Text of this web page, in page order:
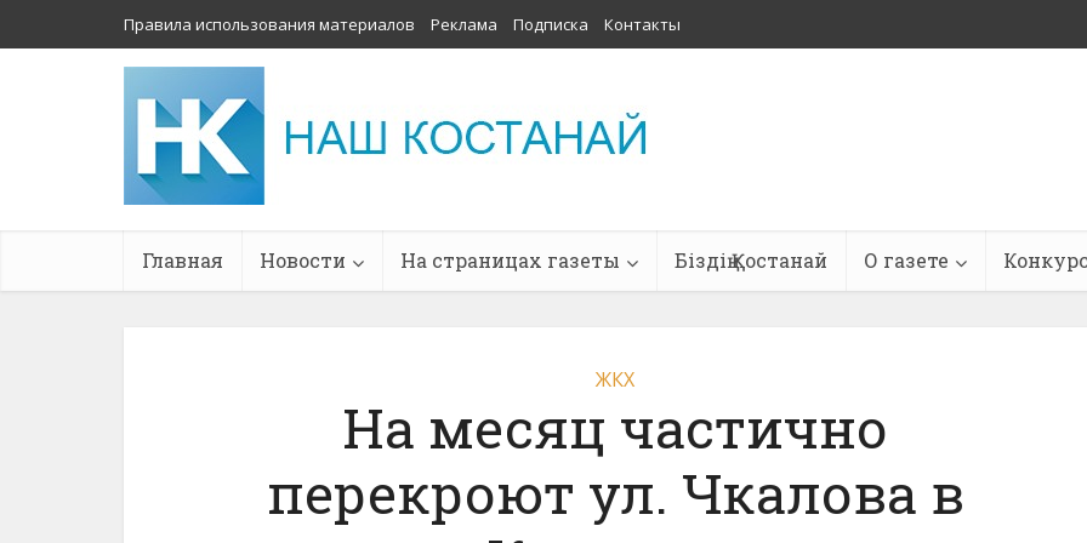
Правила использования материалов Реклама Подписка Контакты
Главная Новости На страницах газеты Біздің Қостанай О газете
ЖКХ
На месяц частично
перекроют ул. Чкалова в